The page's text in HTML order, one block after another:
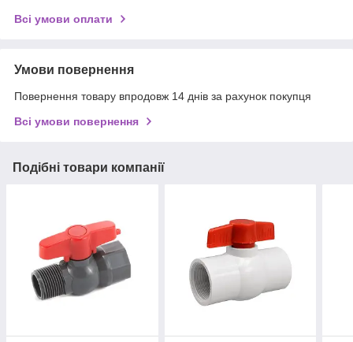
Всі умови оплати
Умови повернення
Повернення товару впродовж 14 днів за рахунок покупця
Всі умови повернення
Подібні товари компанії